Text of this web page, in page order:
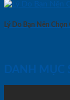
Lý Do Bạn Nên
DANH MỤC